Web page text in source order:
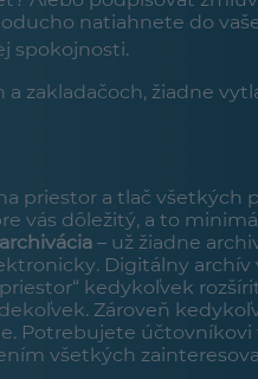
natiahnete do
spokojnosti.
zakladačoch, žiadne
priestor a tlač všetkých
vás dôležitý, a to
archivácia – už žiadne
Digitálny
kedykoľvek
Zároveň
Potrebujete účtovníkovi
všetkých